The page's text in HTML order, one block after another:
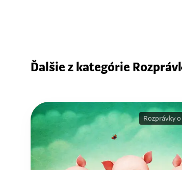
Ďalšie z kategórie
Rozprávky